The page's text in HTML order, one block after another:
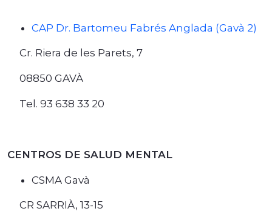
CAP Dr. Bartomeu Fabrés Anglada (Gavà 2)
Cr. Riera de les Parets, 7
08850 GAVÀ
Tel. 93 638 33 20
CENTROS DE SALUD MENTAL
CSMA Gavà
CR SARRIÀ, 13-15